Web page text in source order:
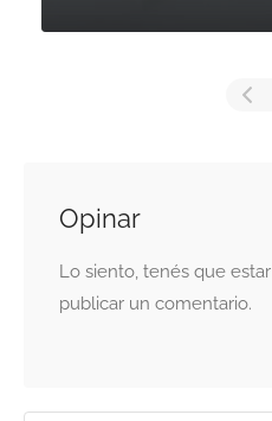
Opinar
Lo siento, tenés que estar
publicar un comentario.